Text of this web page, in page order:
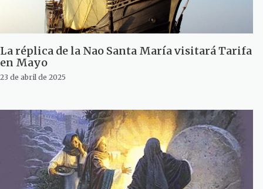
La réplica de la Nao Santa María visitará Tarifa
en Mayo
23 de abril de 2025